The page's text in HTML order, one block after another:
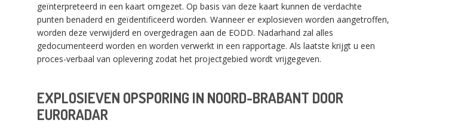
geïnterpreteerd in een kaart omgezet. Op basis van deze kaart kunnen de verdachte
punten benaderd en geïdentificeerd worden. Wanneer er explosieven worden aangetroffen,
worden deze verwijderd en overgedragen aan de EODD. Nadarhand zal alles
gedocumenteerd worden en worden verwerkt in een rapportage. Als laatste krijgt u een
proces-verbaal van oplevering zodat het projectgebied wordt vrijgegeven.
EXPLOSIEVEN OPSPORING IN NOORD-BRABANT DOOR
EURORADAR
SWITCH THE LANGUAGE
Nederlands